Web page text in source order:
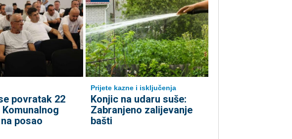
povratak 22
posao
Prijete kazne i isključenja
Konjic na udaru suše:
Zabranjeno zalijevanje
bašti